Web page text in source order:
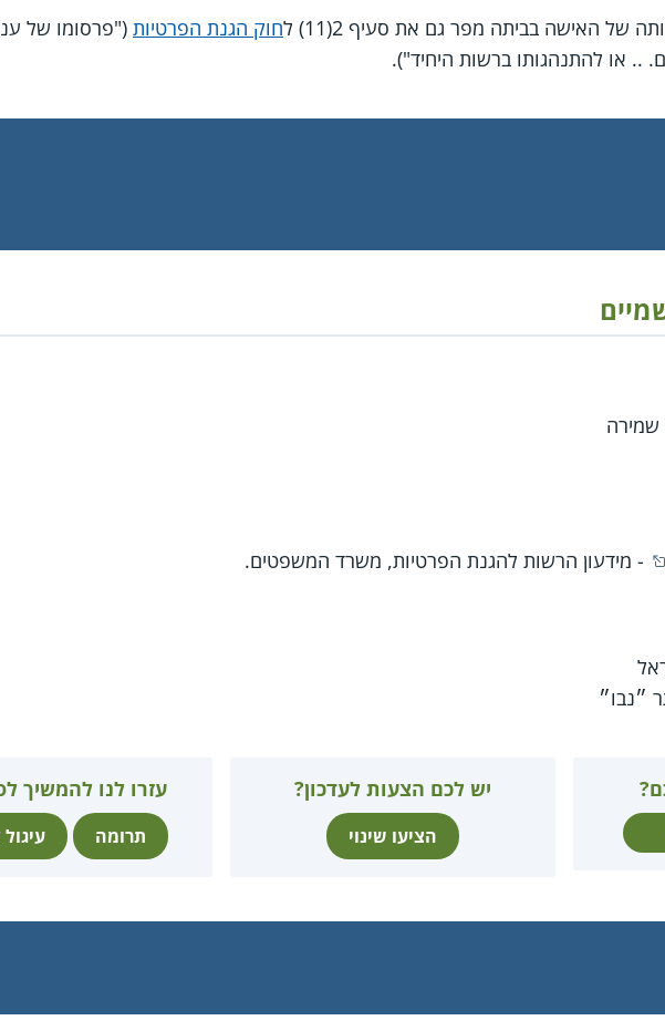
של האישה בביתה מפר גם את סעיף 2(11) ל
חוק הגנת הפרטיות ("פרסומו של
.. או להתנהגותו ברשות היחיד").
שמירה
- מידעון הרשות להגנת הפרטיות, משרד המשפטים.
״נבו״
יש לכם הצעות לעדכון?
הציעו שינוי
עזרו לנו להמשיך
תרומה